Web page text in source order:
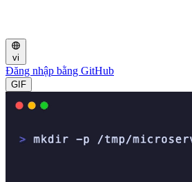
vi
Đăng nhập bằng GitHub
GIF